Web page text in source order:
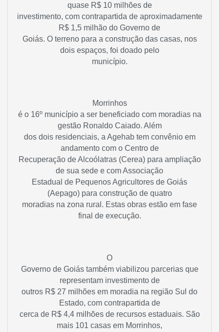
quase R$ 10 milhões de
investimento, com contrapartida de aproximadamente
R$ 1,5 milhão do Governo de
Goiás. O terreno para a construção das casas, nos
dois espaços, foi doado pelo
município.
Morrinhos
é o 16º município a ser beneficiado com moradias na
gestão Ronaldo Caiado. Além
dos dois residenciais, a Agehab tem convênio em
andamento com o Centro de
Recuperação de Alcoólatras (Cerea) para ampliação
de sua sede e com Associação
Estadual de Pequenos Agricultores de Goiás
(Aepago) para construção de quatro
moradias na zona rural. Estas obras estão em fase
final de execução.
O
Governo de Goiás também viabilizou parcerias que
representam investimento de
outros R$ 27 milhões em moradia na região Sul do
Estado, com contrapartida de
cerca de R$ 4,4 milhões de recursos estaduais. São
mais 101 casas em Morrinhos,